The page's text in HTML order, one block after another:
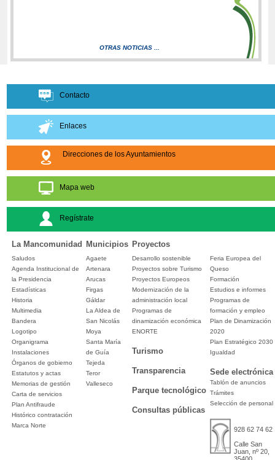
OTRAS NOTICIAS ...
Contacto
Enlaces
Direcciones de los Ayuntamientos
Mapa web
Regístrate
La Mancomunidad Municipios Proyectos
Saludos
Agenda Institucional de
la Presidencia
Estadísticas
Historia
Multimedia
Bandera
Logotipo
Organigrama
Instalaciones
Órganos de gobierno
Estatutos y actas
Memorias de gestión
Carta de servicios
Plan Antifraude
Histórico contratación
Marca Norte
Agaete
Artenara
Arucas
Firgas
Gáldar
La Aldea de
San Nicolás
Moya
Santa María
de Guía
Tejeda
Teror
Valleseco
Desarrollo sostenible
Proyectos sobre Turismo
Proyectos Europeos
Modernización de la
administración local
Programas de
dinamización económica
ENORTE
Turismo
Transparencia
Parque tecnológico
Consultas públicas
Feria Europea del
Queso
Formación
Estudios e informes
Programas de
formación y empleo
Plan de Dinamización
2020
Plan Estratégico 2030
Igualdad
Sede electrónica
Tablón de anuncios
Trámites
Selección de personal
928 62 74 62
Calle San
Juan, nº 20,